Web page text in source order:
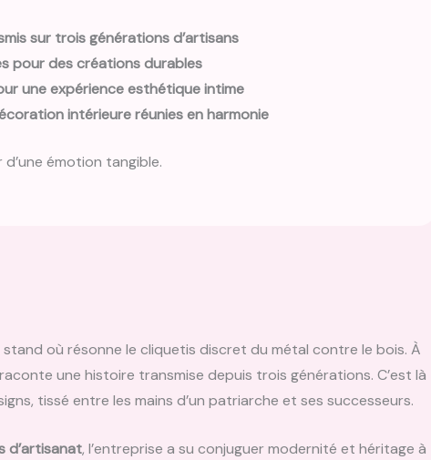
sur trois générations d’artisans
pour des créations durables
une expérience esthétique intime
intérieure réunies en harmonie
émotion tangible.
où résonne le cliquetis discret du métal contre le bois. À
une histoire transmise depuis trois générations. C’est là
tissé entre les mains d’un patriarche et ses successeurs.
d’artisanat, l’entreprise a su conjuguer modernité et héritage à